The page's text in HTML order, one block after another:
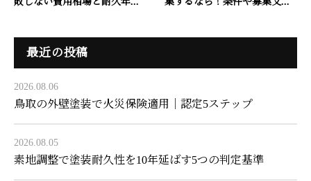
最近の投稿
2026.08.06
鳥取の外壁塗装で火災保険適用｜認定5ステップ
2026.08.05
素地調整で塗装耐久性を10年延ばす5つの判定基準